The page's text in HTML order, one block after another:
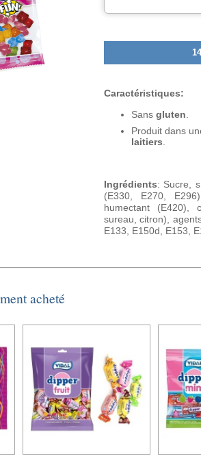
Caractéristiques:
Sans gluten
Produit dans
laitiers
Ingrédients: Sucre,
(E330, E270,
humectant (E420),
sureau, citron),
E133, E150d, E153,
acheté